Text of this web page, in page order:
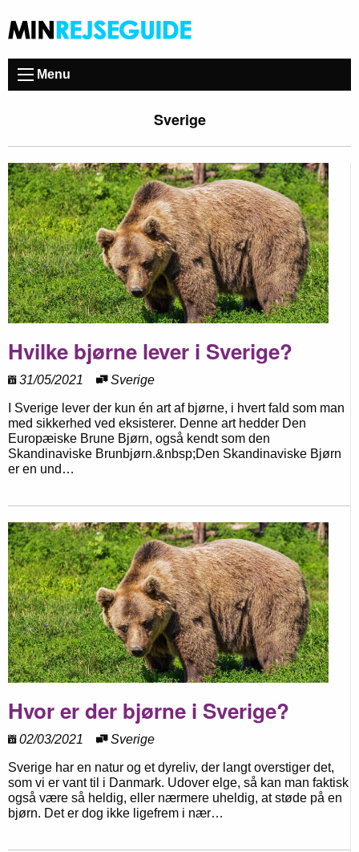
Menu
Sverige
Hvilke bjørne lever i Sverige?
31/05/2021 Sverige
I Sverige lever der kun én art af bjørne, i hvert fald som man
med sikkerhed ved eksisterer. Denne art hedder Den
Europæiske Brune Bjørn, også kendt som den
Skandinaviske Brunbjørn.&nbsp;Den Skandinaviske Bjørn
er en und…
Hvor er der bjørne i Sverige?
02/03/2021 Sverige
Sverige har en natur og et dyreliv, der langt overstiger det,
som vi er vant til i Danmark. Udover elge, så kan man faktisk
også være så heldig, eller nærmere uheldig, at støde på en
bjørn. Det er dog ikke ligefrem i nær…